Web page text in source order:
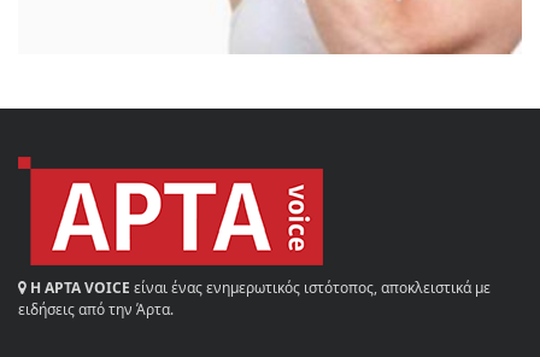
Η ΑΡΤΑ VOICE είναι ένας ενημερωτικός ιστότοπος, αποκλειστικά με
ειδήσεις από την Άρτα.